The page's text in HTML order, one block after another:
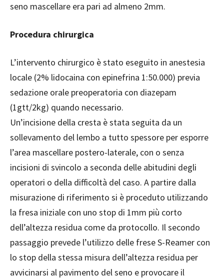
seno mascellare era pari ad almeno 2mm.
Procedura chirurgica
L’intervento chirurgico è stato eseguito in anestesia
locale (2% lidocaina con epinefrina 1:50.000) previa
sedazione orale preoperatoria con diazepam
(1gtt/2kg) quando necessario.
Un’incisione della cresta è stata seguita da un
sollevamento del lembo a tutto spessore per esporre
l’area mascellare postero-laterale, con o senza
incisioni di svincolo a seconda delle abitudini degli
operatori o della difficoltà del caso. A partire dalla
misurazione di riferimento si è proceduto utilizzando
la fresa iniziale con uno stop di 1mm più corto
dell’altezza residua come da protocollo. Il secondo
passaggio prevede l’utilizzo delle frese S-Reamer con
lo stop della stessa misura dell’altezza residua per
avvicinarsi al pavimento del seno e provocare il